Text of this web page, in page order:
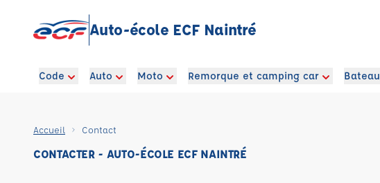
Auto-école ECF Naintré
Code Auto Moto Remorque et camping car Bateau
Accueil Contact
CONTACTER - AUTO-ÉCOLE ECF NAINTRÉ